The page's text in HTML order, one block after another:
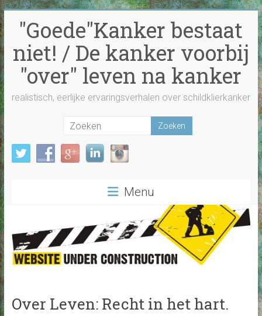
Ga
naar
inhoud"Goede"Kanker bestaat
niet! / De kanker voorbij
"over" leven na kanker
realistisch, eerlijke ervaringsverhalen over schildklierkanker
Menu
Over Leven: Recht in het hart.